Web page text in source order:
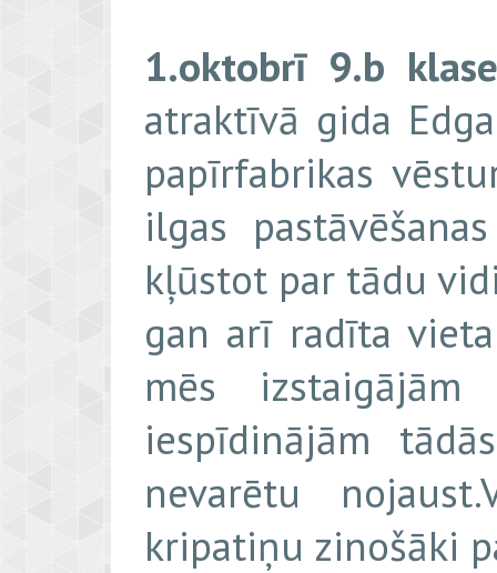
1.oktobrī 9.b
atraktīvā gida
papīrfabrikas
ilgas
kļūstot par tādu
gan arī radīta
mēs
iespīdinājām
nevarētu
kripatiņu zinošāki